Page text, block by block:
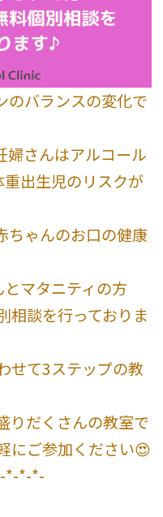
のバランスの変化で
婦さんはアルコール
出生児のリスクが
ちゃんのお口の健康
マタニティの方
相談を行っておりま
せて3ステップの教
りだくさんの教室で
にご参加ください😍
*-*-*-